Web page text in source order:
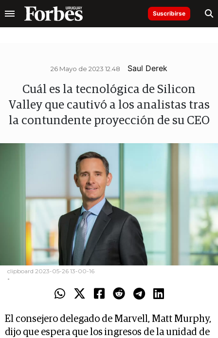
Suscribirse
26 Mayo de 2023 12.48 Saul Derek
Cuál es la tecnológica de Silicon
Valley que cautivó a los analistas tras
la contundente proyección de su CEO
clipboard 2023-05-26 13-00-16
-
El consejero delegado de Marvell, Matt Murphy,
dijo que espera que los ingresos de la unidad de